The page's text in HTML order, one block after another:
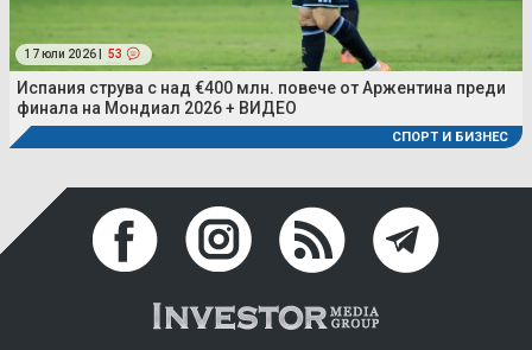
17 юли 2026 | 53
Испания струва с над €400 млн. повече от Аржентина преди
финала на Мондиал 2026 + ВИДЕО
СПОРТ И БИЗНЕС